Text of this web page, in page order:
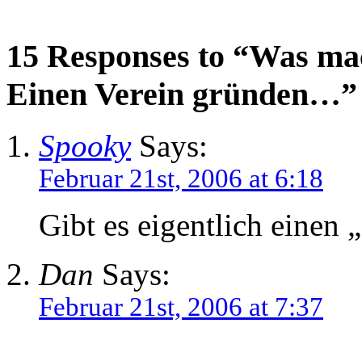
15 Responses to “Was
Einen Verein gründen…”
SpookySays:
Februar 21st, 2006 at 6:18
Gibt es eigentlich einen
Dan Says:
Februar 21st, 2006 at 7:37